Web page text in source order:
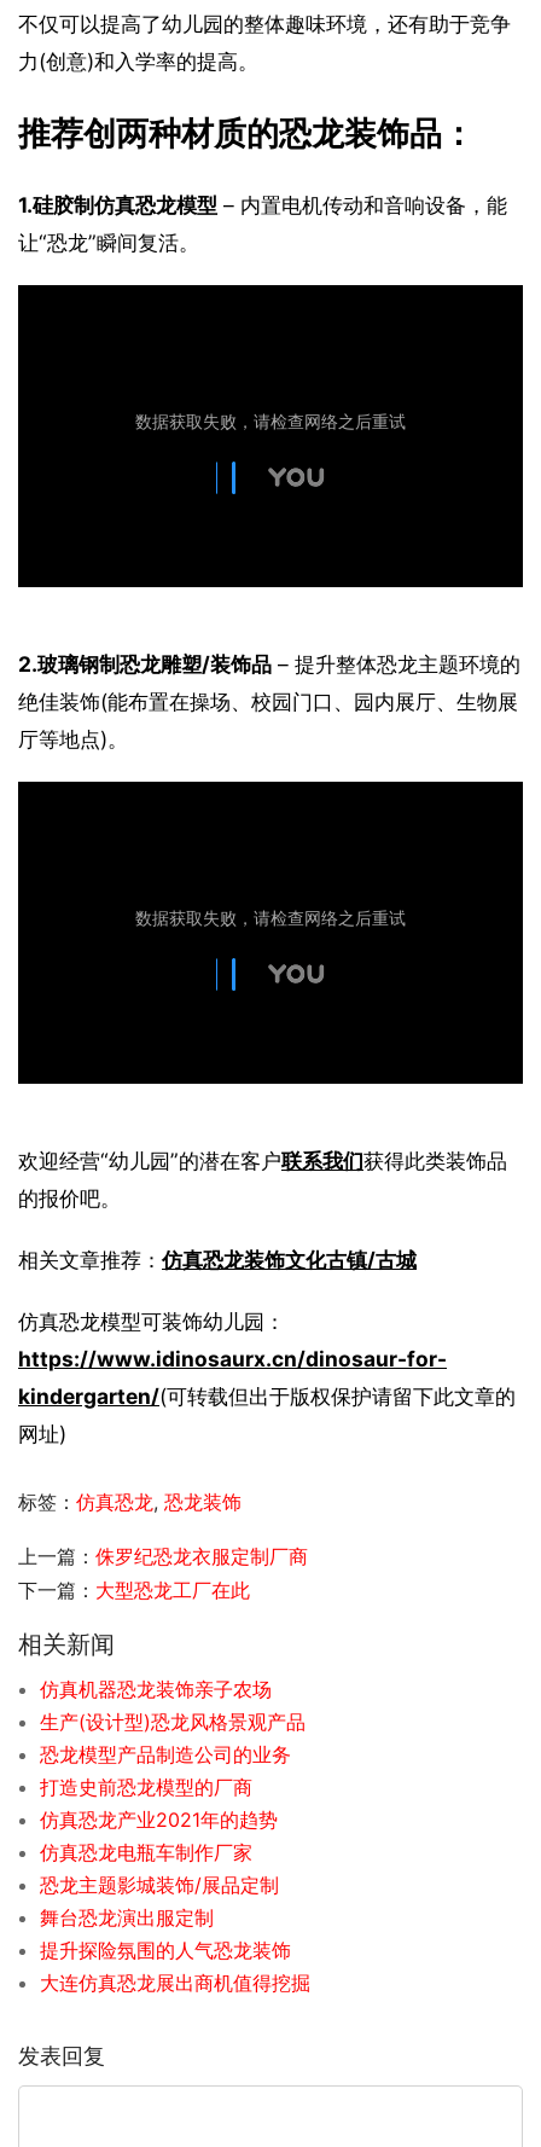
不仅可以提高了幼儿园的整体趣味环境，还有助于竞争
力(创意)和入学率的提高。
推荐创两种材质的恐龙装饰品：
1.硅胶制仿真恐龙模型 – 内置电机传动和音响设备，能
让“恐龙”瞬间复活。
2.玻璃钢制恐龙雕塑/装饰品 – 提升整体恐龙主题环境的
绝佳装饰(能布置在操场、校园门口、园内展厅、生物展
厅等地点)。
欢迎经营“幼儿园”的潜在客户联系我们获得此类装饰品
的报价吧。
相关文章推荐： 仿真恐龙装饰文化古镇/古城
仿真恐龙模型可装饰幼儿园：
https://www.idinosaurx.cn/dinosaur-for-
kindergarten/(可转载但出于版权保护请留下此文章的
网址)
标签： 仿真恐龙, 恐龙装饰
上一篇： 侏罗纪恐龙衣服定制厂商
下一篇： 大型恐龙工厂在此
相关新闻
仿真机器恐龙装饰亲子农场
生产(设计型)恐龙风格景观产品
恐龙模型产品制造公司的业务
打造史前恐龙模型的厂商
仿真恐龙产业2021年的趋势
仿真恐龙电瓶车制作厂家
恐龙主题影城装饰/展品定制
舞台恐龙演出服定制
提升探险氛围的人气恐龙装饰
大连仿真恐龙展出商机值得挖掘
发表回复